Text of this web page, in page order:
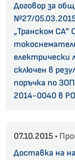
Договор за
№27/
„Транском
електрически
сключен в
поръчка по
2014-0040 в
07.10.2015 •
Доставка на